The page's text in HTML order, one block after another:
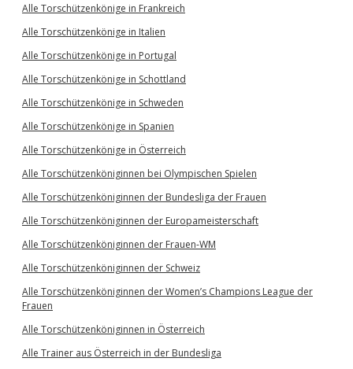
Alle Torschützenkönige in Frankreich
Alle Torschützenkönige in Italien
Alle Torschützenkönige in Portugal
Alle Torschützenkönige in Schottland
Alle Torschützenkönige in Schweden
Alle Torschützenkönige in Spanien
Alle Torschützenkönige in Österreich
Alle Torschützenköniginnen bei Olympischen Spielen
Alle Torschützenköniginnen der Bundesliga der Frauen
Alle Torschützenköniginnen der Europameisterschaft
Alle Torschützenköniginnen der Frauen-WM
Alle Torschützenköniginnen der Schweiz
Alle Torschützenköniginnen der Women’s Champions League der
Frauen
Alle Torschützenköniginnen in Österreich
Alle Trainer aus Österreich in der Bundesliga